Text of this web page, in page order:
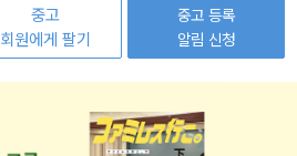
중고
회원에게 팔기
중고 등록
알림 신청